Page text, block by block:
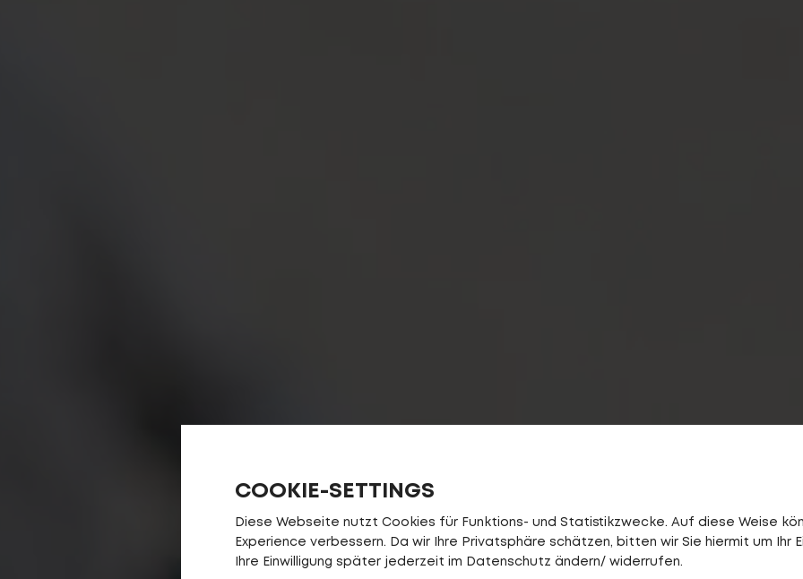
COOKIE-SETTINGS
Diese Webseite nutzt Cookies für Funktions- und Statistikzwecke. Auf diese Weise
Experience verbessern. Da wir Ihre Privatsphäre schätzen, bitten wir Sie hiermit um Ihr
Ihre Einwilligung später jederzeit im Datenschutz ändern/ widerrufen.